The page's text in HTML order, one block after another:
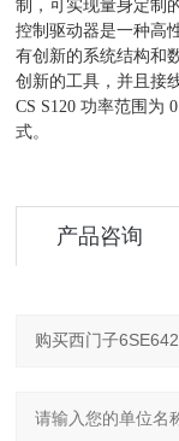
制，可实现量身定制
控制驱动器是一种高
有创新的系统结构和
创新的工具，并且接
CS S120 功率范围为
式。
产品咨询